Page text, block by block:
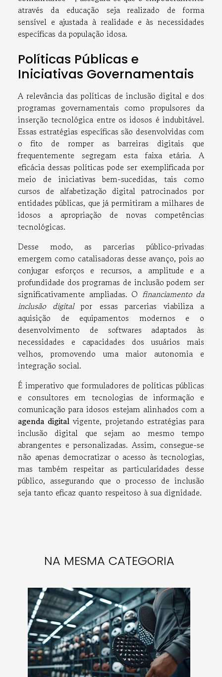
através da educação seja realizado de forma
sensível e ajustada à realidade e às necessidades
específicas da população idosa.
Políticas Públicas e
Iniciativas Governamentais
A relevância das políticas de inclusão digital e dos
programas governamentais como propulsores da
inserção tecnológica entre os idosos é indubitável.
Essas estratégias específicas são desenvolvidas com
o fito de romper as barreiras digitais que
frequentemente segregam esta faixa etária. A
eficácia dessas políticas pode ser exemplificada por
meio de iniciativas bem-sucedidas, tais como
cursos de alfabetização digital patrocinados por
entidades públicas, que já permitiram a milhares de
idosos a apropriação de novas competências
tecnológicas.
Desse modo, as parcerias público-privadas
emergem como catalisadoras desse avanço, pois ao
conjugar esforços e recursos, a amplitude e a
profundidade dos programas de inclusão podem ser
significativamente ampliadas. O financiamento da
inclusão digitalpor essas parcerias viabiliza a
aquisição de equipamentos modernos e o
desenvolvimento de softwares adaptados às
necessidades e capacidades dos usuários mais
velhos, promovendo uma maior autonomia e
integração social.
É imperativo que formuladores de políticas públicas
e consultores em tecnologias de informação e
comunicação para idosos estejam alinhados com a
agenda digital vigente, projetando estratégias para
inclusão digital que sejam ao mesmo tempo
abrangentes e personalizadas. Assim, consegue-se
não apenas democratizar o acesso às tecnologias,
mas também respeitar as particularidades desse
público, assegurando que o processo de inclusão
seja tanto eficaz quanto respeitoso à sua dignidade.
NA MESMA CATEGORIA